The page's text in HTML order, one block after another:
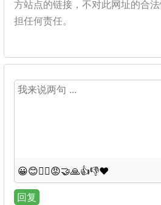
方站点的链接，不对此网址的合
担任何责任。
😀😊😵‍💫😡🤝🙏👍👎❤️
回复